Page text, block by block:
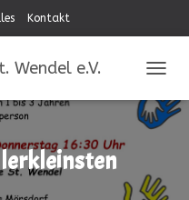
Kontakt
Wendel e.V.